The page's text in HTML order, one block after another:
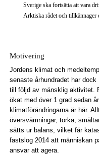
Sverige ska fortsätta att vara
Arktiska rådet och tillkännager
Motivering
Jordens klimat och
senaste århundradet har
till följd av mänsklig aktivitet.
ökat med över 1 grad sedan
klimatförändringarna är här.
översvämningar, torka,
sätts ur balans, vilket får
fastslog 2014 att människan
ansvar att agera.